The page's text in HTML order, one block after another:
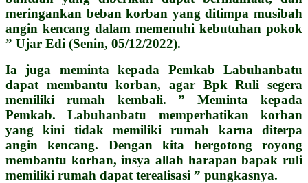
meringankan beban korban yang ditimpa musibah
angin kencang dalam memenuhi kebutuhan pokok
” Ujar Edi (Senin, 05/12/2022).
Ia juga meminta kepada Pemkab Labuhanbatu
dapat membantu korban, agar Bpk Ruli segera
memiliki rumah kembali.” Meminta kepada
Pemkab. Labuhanbatu memperhatikan korban
yang kini tidak memiliki rumah karna diterpa
angin kencang. Dengan kita bergotong royong
membantu korban, insya allah harapan bapak ruli
memiliki rumah dapat terealisasi ” pungkasnya.